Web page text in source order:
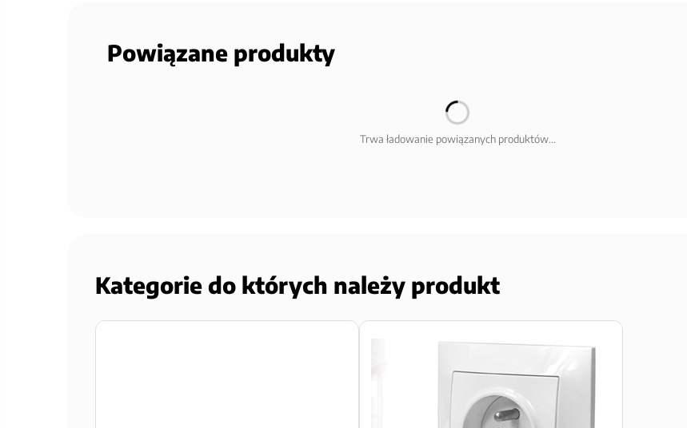
Powiązane produkty
Trwa ładowanie powiązanych produktów...
Kategorie do których należy produkt